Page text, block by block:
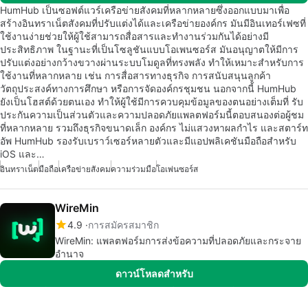
HumHub เป็นซอฟต์แวร์เครือข่ายสังคมที่หลากหลายซึ่งออกแบบมาเพื่อ
สร้างอินทราเน็ตสังคมที่ปรับแต่งได้และเครือข่ายองค์กร มันมีอินเทอร์เฟซที่
ใช้งานง่ายช่วยให้ผู้ใช้สามารถสื่อสารและทำงานร่วมกันได้อย่างมี
ประสิทธิภาพ ในฐานะที่เป็นโซลูชันแบบโอเพนซอร์ส มันอนุญาตให้มีการ
ปรับแต่งอย่างกว้างขวางผ่านระบบโมดูลที่ทรงพลัง ทำให้เหมาะสำหรับการ
ใช้งานที่หลากหลาย เช่น การสื่อสารทางธุรกิจ การสนับสนุนลูกค้า
วัตถุประสงค์ทางการศึกษา หรือการจัดองค์กรชุมชน นอกจากนี้ HumHub
ยังเป็นโฮสต์ด้วยตนเอง ทำให้ผู้ใช้มีการควบคุมข้อมูลของตนอย่างเต็มที่ รับ
ประกันความเป็นส่วนตัวและความปลอดภัยแพลตฟอร์มนี้ตอบสนองต่อผู้ชม
ที่หลากหลาย รวมถึงธุรกิจขนาดเล็ก องค์กร ไม่แสวงหาผลกำไร และสตาร์ท
อัพ HumHub รองรับเบราว์เซอร์หลายตัวและมีแอปพลิเคชันมือถือสำหรับ
iOS และ…
อินทราเน็ตมือถือเครือข่ายสังคมความร่วมมือโอเพ่นซอร์ส
WireMin
4.9 การสมัครสมาชิก
WireMin: แพลตฟอร์มการส่งข้อความที่ปลอดภัยและกระจาย
อำนาจ
ดาวน์โหลดสำหรับ